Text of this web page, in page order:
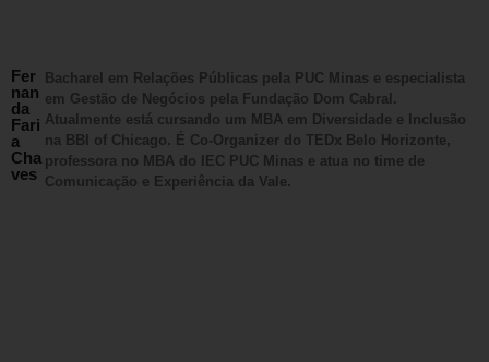
Fer
nan
da
Fari
a
Cha
ves
Bacharel em Relações Públicas pela PUC Minas e especialista
em Gestão de Negócios pela Fundação Dom Cabral.
Atualmente está cursando um MBA em Diversidade e Inclusão
na BBI of Chicago. É Co-Organizer do TEDx Belo Horizonte,
professora no MBA do IEC PUC Minas e atua no time de
Comunicação e Experiência da Vale.